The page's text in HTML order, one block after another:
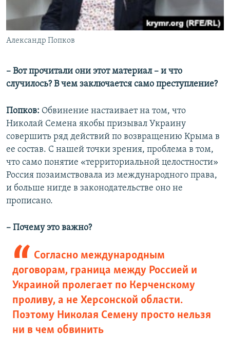
Александр Попков
– Вот прочитали они этот материал – и что
случилось? В чем заключается само преступление?
Попков: Обвинение настаивает на том, что
Николай Семена якобы призывал Украину
совершить ряд действий по возвращению Крыма в
ее состав. С нашей точки зрения, проблема в том,
что само понятие «территориальной целостности»
Россия позаимствовала из международного права,
и больше нигде в законодательстве оно не
прописано.
– Почему это важно?
Согласно международным
договорам, граница между Россией и
Украиной пролегает по Керченскому
проливу, а не Херсонской области.
Поэтому Николая Семену просто нельзя
ни в чем обвинить